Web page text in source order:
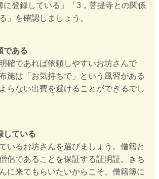
に登録している」「3，菩提寺との関係
」を確認しましょう。
である
確であれば依頼しやすいお坊さんで
施は「お気持ちで」という風習がある
らない出費を避けることができるでし
している
いるお坊さんを選びましょう。僧籍と
侶であることを保証する証明証。きち
に来てもらいたいからこそ、僧籍簿に